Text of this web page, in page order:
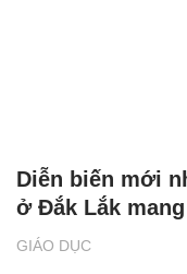
GIÁO DỤC
Diễn biến mới
ở Đắk Lắk